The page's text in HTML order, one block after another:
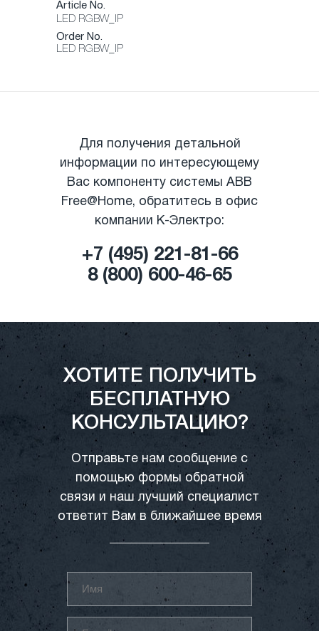
Article No.
LED RGBW_IP
Order No.
LED RGBW_IP
Для получения детальной
информации по интересующему
Вас компоненту системы ABB
Free@Home, обратитесь в офис
компании К-Электро:
+7 (495) 221-81-66
|
8 (800) 600-46-65
ХОТИТЕ ПОЛУЧИТЬ
БЕСПЛАТНУЮ
КОНСУЛЬТАЦИЮ?
Отправьте нам сообщение с
помощью формы обратной
связи и наш лучший специалист
ответит Вам в ближайшее время